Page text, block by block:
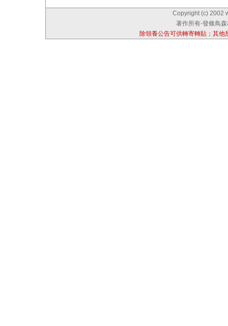
Copyright (c) 2002
著作所有-發條鳥
除領養公告可供轉寄轉貼；其